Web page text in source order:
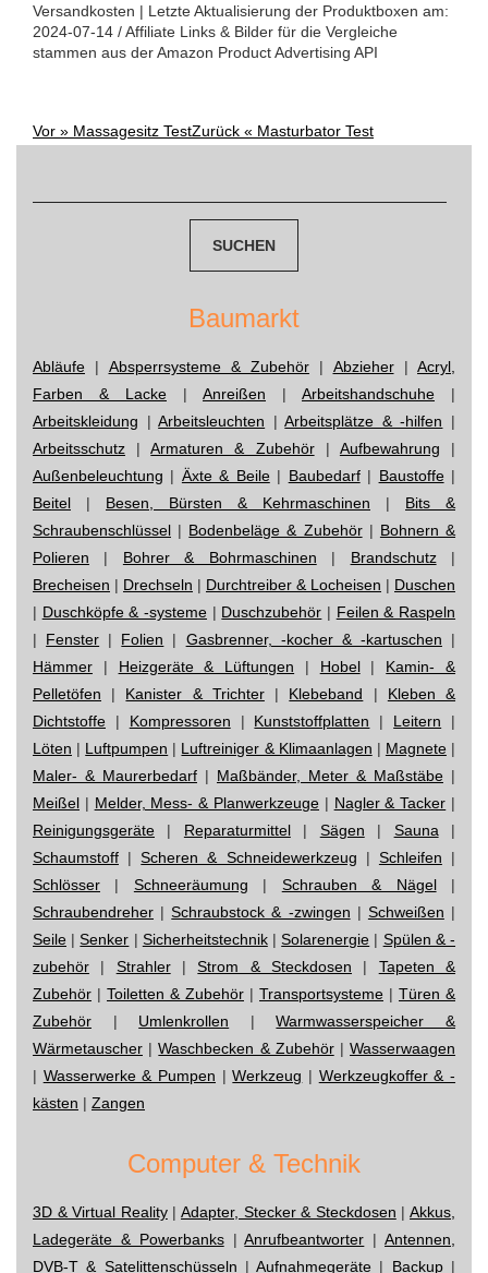
Versandkosten | Letzte Aktualisierung der Produktboxen am:
2024-07-14 / Affiliate Links & Bilder für die Vergleiche
stammen aus der Amazon Product Advertising API
Post
Vor » Massagesitz TestZurück « Masturbator Test
Baumarkt
Abläufe | Absperrsysteme & Zubehör | Abzieher| Acryl,
Farben & Lacke | Anreißen | Arbeitshandschuhe |
Arbeitskleidung |Arbeitsleuchten |Arbeitsplätze & -hilfen |
Arbeitsschutz |Armaturen & Zubehör| Aufbewahrung |
Außenbeleuchtung | Äxte & Beile| Baubedarf| Baustoffe|
Beitel | Besen, Bürsten & Kehrmaschinen | Bits &
Schraubenschlüssel | Bodenbeläge & Zubehör| Bohnern &
Polieren | Bohrer & Bohrmaschinen | Brandschutz|
Brecheisen | Drechseln | Durchtreiber & Locheisen | Duschen
| Duschköpfe & -systeme | Duschzubehör | Feilen & Raspeln
| Fenster | Folien | Gasbrenner, -kocher & -kartuschen |
Hämmer | Heizgeräte & Lüftungen | Hobel| Kamin- &
Pelletöfen | Kanister & Trichter| Klebeband | Kleben &
Dichtstoffe | Kompressoren | Kunststoffplatten | Leitern |
Löten | Luftpumpen | Luftreiniger & Klimaanlagen | Magnete|
Maler- & Maurerbedarf | Maßbänder, Meter & Maßstäbe |
Meißel | Melder, Mess- & Planwerkzeuge | Nagler & Tacker |
Reinigungsgeräte | Reparaturmittel| Sägen | Sauna |
Schaumstoff |Scheren & Schneidewerkzeug | Schleifen |
Schlösser | Schneeräumung | Schrauben & Nägel|
Schraubendreher |Schraubstock & -zwingen | Schweißen |
Seile |Senker | Sicherheitstechnik|Solarenergie | Spülen & -
zubehör | Strahler|Strom & Steckdosen | Tapeten &
Zubehör | Toiletten & Zubehör | Transportsysteme | Türen &
Zubehör | Umlenkrollen |Warmwasserspeicher &
Wärmetauscher |Waschbecken & Zubehör|Wasserwaagen
| Wasserwerke & Pumpen |Werkzeug | Werkzeugkoffer & -
kästen | Zangen
Computer & Technik
3D & Virtual Reality|Adapter, Stecker & Steckdosen |Akkus,
Ladegeräte & Powerbanks|Anrufbeantworter |Antennen,
DVB-T & Satelittenschüsseln |Aufnahmegeräte | Backup|